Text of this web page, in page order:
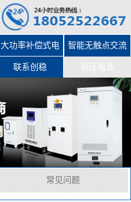
大功率补偿式电
力稳压器
智能无触点交流
联系创稳
常见问题